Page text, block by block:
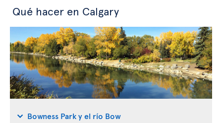
Qué hacer en Calgary
Bowness Park y el río Bow